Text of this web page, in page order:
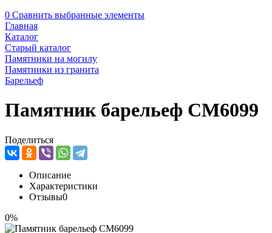
0 Сравнить выбранные элементы
Главная
Каталог
Старый каталог
Памятники на могилу
Памятники из гранита
Барельеф
Памятник барельеф CM6099
Поделиться
Описание
Характеристики
Отзывы0
0%